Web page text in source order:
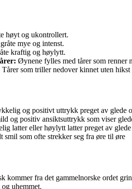
høyt og ukontrollert.
mye og intenst.
kraftig og høylytt.
Øynene fylles med tårer som renner
Tårer som triller nedover kinnet uten hikst
og positivt uttrykk preget av glede
og positiv ansiktsuttrykk som viser
latter eller høylytt latter preget av glede
smil som ofte strekker seg fra øre til øre
kommer fra det gammelnorske ordet
uhemmet.